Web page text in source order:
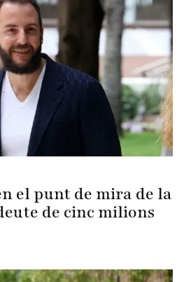
el punt de mira de la
de cinc milions